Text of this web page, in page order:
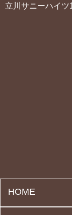
立川サニーハイツ
HOME